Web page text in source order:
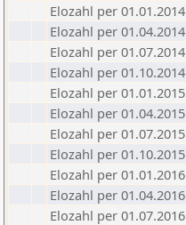
Elozahl per 01.01.2014
Elozahl per 01.04.2014
Elozahl per 01.07.2014
Elozahl per 01.10.2014
Elozahl per 01.01.2015
Elozahl per 01.04.2015
Elozahl per 01.07.2015
Elozahl per 01.10.2015
Elozahl per 01.01.2016
Elozahl per 01.04.2016
Elozahl per 01.07.2016